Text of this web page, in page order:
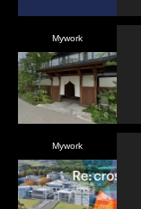
Mywork
Mywork